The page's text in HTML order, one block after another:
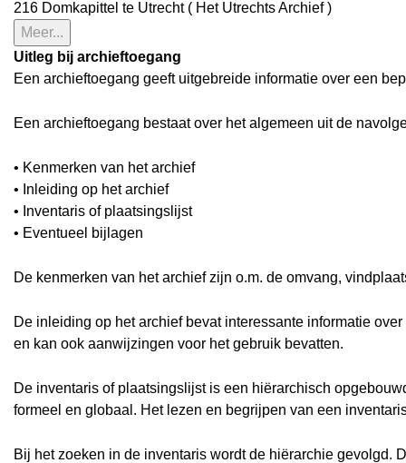
216 Domkapittel te Utrecht ( Het Utrechts Archief )
Meer...
Uitleg bij archieftoegang
Een archieftoegang geeft uitgebreide informatie over een
Een archieftoegang bestaat over het algemeen uit de
• Kenmerken van het archief
• Inleiding op het archief
• Inventaris of plaatsingslijst
• Eventueel bijlagen
De kenmerken van het archief zijn o.m. de omvang,
De inleiding op het archief bevat interessante informatie
en kan ook aanwijzingen voor het gebruik bevatten.
De inventaris of plaatsingslijst is een hiërarchisch
formeel en globaal. Het lezen en begrijpen van een
Bij het zoeken in de inventaris wordt de hiërarchie gevolgd.